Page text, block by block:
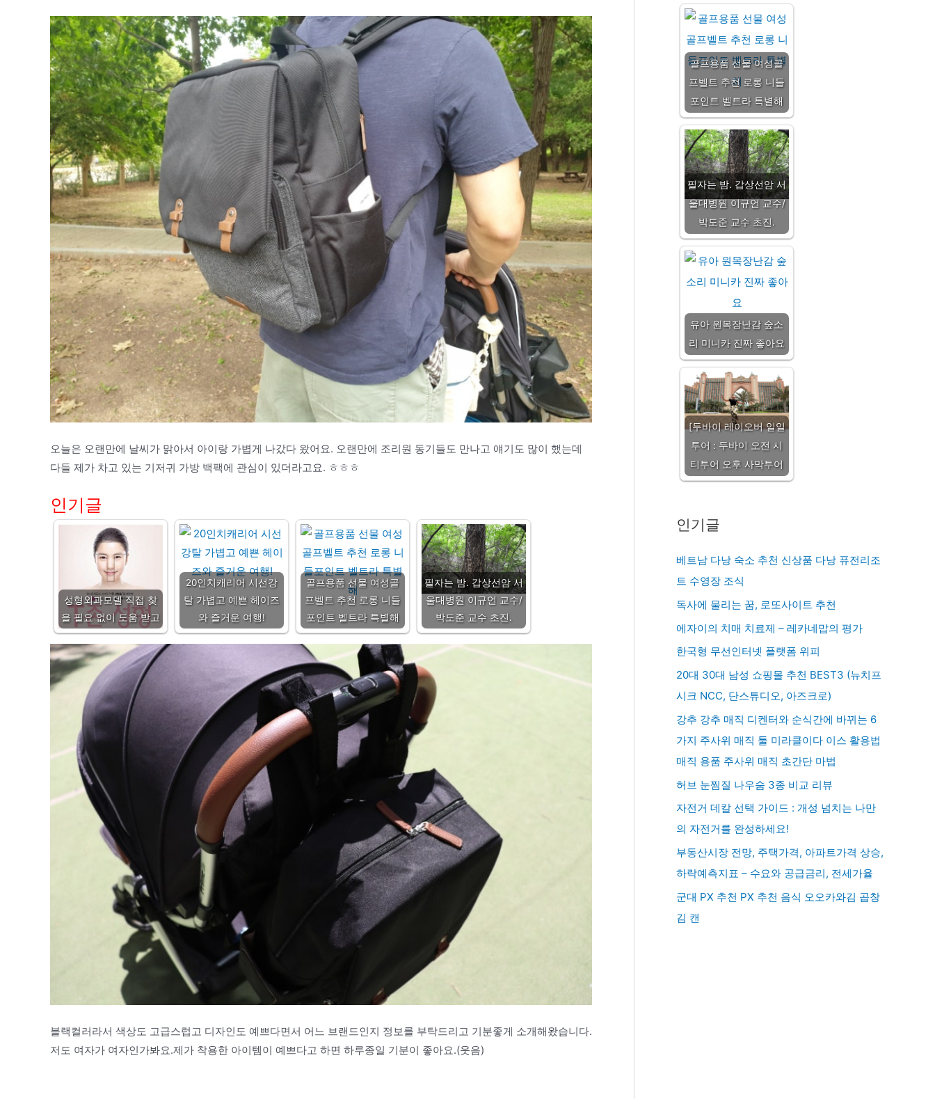
오늘은 오랜만에 날씨가 맑아서 아이랑 가볍게 나갔다 왔어요. 오랜만에 조리원 동기들도 만나고 얘기도 많이 했는데
다들 제가 차고 있는 기저귀 가방 백팩에 관심이 있더라고요. ㅎㅎㅎ
인기글
성형외과모델 직접 찾
을 필요 없이 도움 받고
20인치캐리어 시선강
탈 가볍고 예쁜 헤이즈
와 즐거운 여행!
골프용품 선물 여성골
프벨트 추천 로롱 니들
포인트 벨트라 특별해
필자는 밤. 갑상선암 서
울대병원 이규언 교수/
박도준 교수 초진.
블랙컬러라서 색상도 고급스럽고 디자인도 예쁘다면서 어느 브랜드인지 정보를 부탁드리고 기분좋게 소개해왔습니다.
저도 여자가 여자인가봐요.제가 착용한 아이템이 예쁘다고 하면 하루종일 기분이 좋아요.(웃음)
골프용품 선물 여성골
프벨트 추천 로롱 니들
포인트 벨트라 특별해
필자는 밤. 갑상선암 서
울대병원 이규언 교수/
박도준 교수 초진.
유아 원목장난감 숲소
리 미니카 진짜 좋아요
[두바이 레이오버 일일
투어 : 두바이 오전 시
티투어 오후 사막투어
인기글
베트남 다낭 숙소 추천 신상품 다낭 퓨전리조
트 수영장 조식
독사에 물리는 꿈, 로또사이트 추천
에자이의 치매 치료제 – 레카네맙의 평가
한국형 무선인터넷 플랫폼 위피
20대 30대 남성 쇼핑몰 추천 BEST3 (뉴치프
시크 NCC, 단스튜디오, 아즈크로)
강추 강추 매직 디켄터와 순식간에 바뀌는 6
가지 주사위 매직 툴 미라클이다 이스 활용법
매직 용품 주사위 매직 초간단 마법
허브 눈찜질 나우숨 3종 비교 리뷰
자전거 데칼 선택 가이드 : 개성 넘치는 나만
의 자전거를 완성하세요!
부동산시장 전망, 주택가격, 아파트가격 상승,
하락예측지표 – 수요와 공급금리, 전세가율
군대 PX 추천 PX 추천 음식 오오카와김 곱창
김 캔